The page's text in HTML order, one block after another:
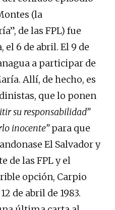
(la
de las FPL) fue
el 6 de abril. El 9 de
a participar de
Allí, de hecho, es
que lo ponen
su responsabilidad”
inocente”para que
El Salvador y
de las FPL y el
opción, Carpio
de abril de 1983.